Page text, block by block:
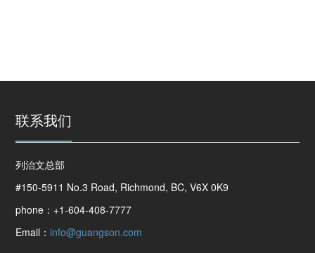
联系我们
列治文总部
#150-5911 No.3 Road, Richmond, BC, V6X 0K9
phone：+1-604-408-7777
Email： info@guangson.com